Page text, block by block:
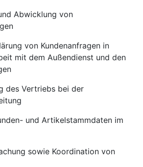
Abwicklung von
von Kundenanfragen in
mit dem Außendienst und den
des Vertriebs bei der
und Artikelstammdaten im
sowie Koordination von